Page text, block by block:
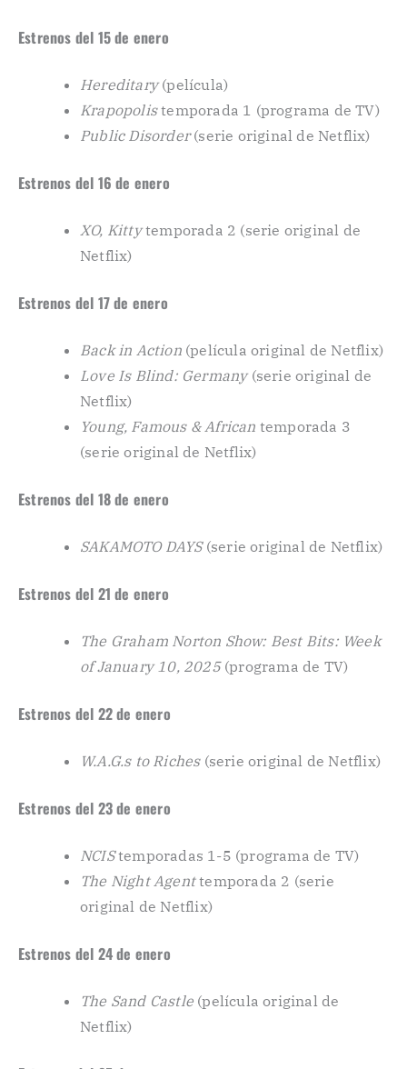
Estrenos del 15 de enero
Hereditary(película)
Krapopolistemporada 1 (programa de TV)
Public Disorder(serie original de Netflix)
Estrenos del 16 de enero
XO, Kittytemporada 2 (serie original de
Netflix)
Estrenos del 17 de enero
Back in Action(película original de Netflix)
Love Is Blind: Germany(serie original de
Netflix)
Young, Famous & African temporada 3
(serie original de Netflix)
Estrenos del 18 de enero
SAKAMOTO DAYS(serie original de Netflix)
Estrenos del 21 de enero
The Graham Norton Show: Best Bits: Week
of January 10, 2025(programa de TV)
Estrenos del 22 de enero
W.A.G.s to Riches(serie original de Netflix)
Estrenos del 23 de enero
NCIStemporadas 1-5 (programa de TV)
The Night Agenttemporada 2 (serie
original de Netflix)
Estrenos del 24 de enero
The Sand Castle (película original de
Netflix)